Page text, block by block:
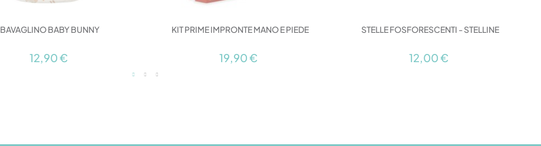
BAVAGLINO BABY BUNNY
12,90 €
KIT PRIME IMPRONTE MANO E PIEDE
19,90 €
STELLE FOSFORESCENTI - STELLINE
12,00 €